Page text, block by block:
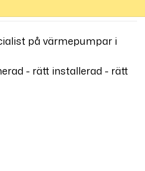
på värmepumpar i
- rätt installerad - rätt